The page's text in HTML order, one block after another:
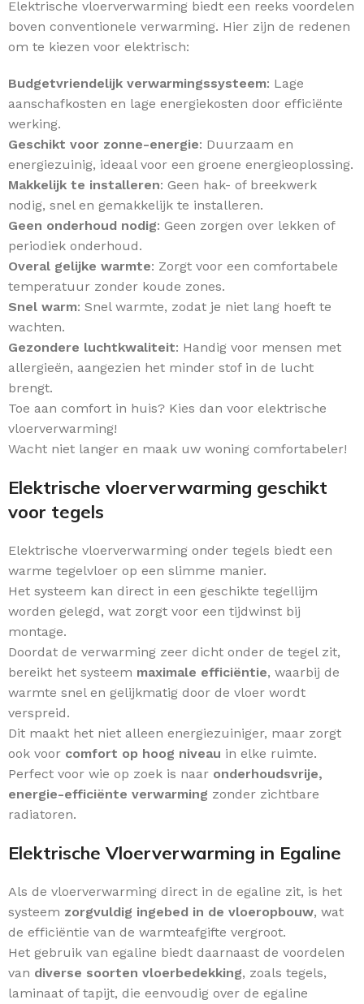
Elektrische vloerverwarming biedt een reeks voordelen
boven conventionele verwarming. Hier zijn de redenen
om te kiezen voor elektrisch:
Budgetvriendelijk verwarmingssysteem: Lage
aanschafkosten en lage energiekosten door efficiënte
werking.
Geschikt voor zonne-energie: Duurzaam en
energiezuinig, ideaal voor een groene energieoplossing.
Makkelijk te installeren: Geen hak- of breekwerk
nodig, snel en gemakkelijk te installeren.
Geen onderhoud nodig: Geen zorgen over lekken of
periodiek onderhoud.
Overal gelijke warmte: Zorgt voor een comfortabele
temperatuur zonder koude zones.
Snel warm: Snel warmte, zodat je niet lang hoeft te
wachten.
Gezondere luchtkwaliteit: Handig voor mensen met
allergieën, aangezien het minder stof in de lucht
brengt.
Toe aan comfort in huis? Kies dan voor elektrische
vloerverwarming!
Wacht niet langer en maak uw woning comfortabeler!
Elektrische vloerverwarming geschikt
voor tegels
Elektrische vloerverwarming onder tegels biedt een
warme tegelvloer op een slimme manier.
Het systeem kan direct in een geschikte tegellijm
worden gelegd, wat zorgt voor een tijdwinst bij
montage.
Doordat de verwarming zeer dicht onder de tegel zit,
bereikt het systeem maximale efficiëntie, waarbij de
warmte snel en gelijkmatig door de vloer wordt
verspreid.
Dit maakt het niet alleen energiezuiniger, maar zorgt
ook voor comfort op hoog niveau in elke ruimte.
Perfect voor wie op zoek is naar onderhoudsvrije,
energie-efficiënte verwarming zonder zichtbare
radiatoren.
Elektrische Vloerverwarming in Egaline
Als de vloerverwarming direct in de egaline zit, is het
systeem zorgvuldig ingebed in de vloeropbouw, wat
de efficiëntie van de warmteafgifte vergroot.
Het gebruik van egaline biedt daarnaast de voordelen
van diverse soorten vloerbedekking, zoals tegels,
laminaat of tapijt, die eenvoudig over de egaline